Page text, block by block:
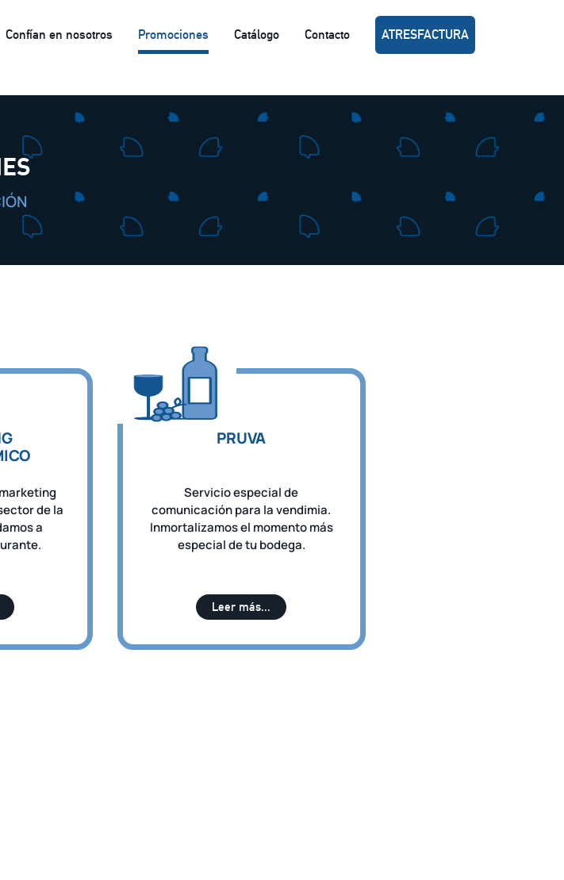
Confían en nosotros Promociones Catálogo Contacto ATRESFACTURA
de la
a
PRUVA
Servicio especial de
comunicación para la vendimia.
Inmortalizamos el momento más
especial de tu bodega.
Leer más...